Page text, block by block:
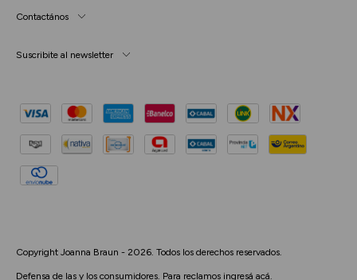
Contactános
Suscribite al newsletter
Copyright Joanna Braun - 2026. Todos los derechos reservados.
Defensa de las y los consumidores. Para reclamos ingresá acá.